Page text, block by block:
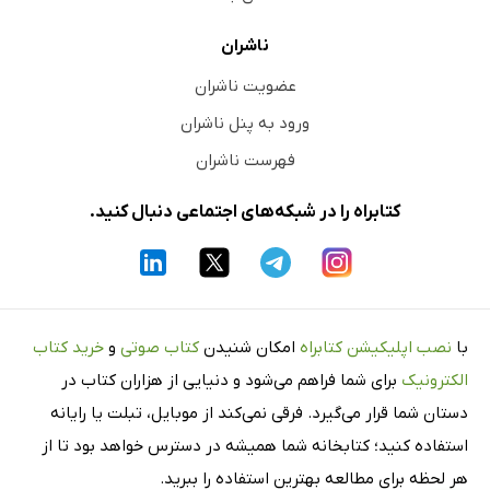
آگهی: داوطلبان متفرقه امتحانات نهائی دوره ششم ابتدائی
آگهی مناقصه: حمل غله رشخوار به تربت حیدریه
آگهی: مزایده فروش غله انبار مشهد
آگهی مزایده: پائین ولایت مشهد
تلگراف از شیروان
اخذ تصمیم برای ساختمان چهار دبستان
گشایش دبستان خیام مشهد (2)
دعوت در تماشاخانه گلشن
راجع‌به نمایش افسر نادم
ناشران
عضویت ناشران
ورود به پنل ناشران
فهرست ناشران
کتابراه را در شبکه‌های اجتماعی دنبال کنید.
با نصب اپلیکیشن کتابراه امکان شنیدن کتاب صوتی و خرید کتاب
الکترونیک برای شما فراهم می‌شود و دنیایی از هزاران کتاب در
دستان شما قرار می‌گیرد. فرقی نمی‌کند از موبایل، تبلت یا رایانه
استفاده کنید؛ کتابخانه شما همیشه در دسترس خواهد بود تا از
هر لحظه برای مطالعه بهترین استفاده را ببرید.